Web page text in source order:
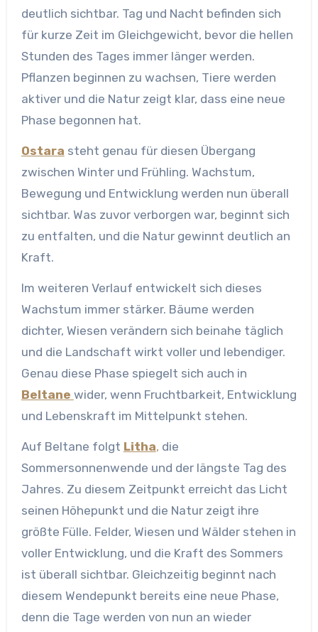
deutlich sichtbar. Tag und Nacht befinden sich
für kurze Zeit im Gleichgewicht, bevor die hellen
Stunden des Tages immer länger werden.
Pflanzen beginnen zu wachsen, Tiere werden
aktiver und die Natur zeigt klar, dass eine neue
Phase begonnen hat.
Ostara steht genau für diesen Übergang
zwischen Winter und Frühling. Wachstum,
Bewegung und Entwicklung werden nun überall
sichtbar. Was zuvor verborgen war, beginnt sich
zu entfalten, und die Natur gewinnt deutlich an
Kraft.
Im weiteren Verlauf entwickelt sich dieses
Wachstum immer stärker. Bäume werden
dichter, Wiesen verändern sich beinahe täglich
und die Landschaft wirkt voller und lebendiger.
Genau diese Phase spiegelt sich auch in
Beltane wider, wenn Fruchtbarkeit, Entwicklung
und Lebenskraft im Mittelpunkt stehen.
Auf Beltane folgt Litha, die
Sommersonnenwende und der längste Tag des
Jahres. Zu diesem Zeitpunkt erreicht das Licht
seinen Höhepunkt und die Natur zeigt ihre
größte Fülle. Felder, Wiesen und Wälder stehen in
voller Entwicklung, und die Kraft des Sommers
ist überall sichtbar. Gleichzeitig beginnt nach
diesem Wendepunkt bereits eine neue Phase,
denn die Tage werden von nun an wieder